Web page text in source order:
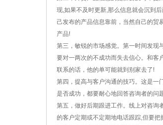
现,如果不及时更新,那么信息就会沉到
己发布的产品信息靠前，当然自己的贸
产品!
第三，敏锐的市场感觉。第一时间发现
要对一两次的不成功而失去信心。和客
联系的话，他的单可能就到别家去了!
第四，提高与客户沟通的技巧。这是一
是否成功，都要耐心地回答咨询者的问
第五，做好后期跟进工作。线上对咨询
的客户定期或不定期地电话跟踪,但要把